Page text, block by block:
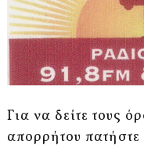
Για να δείτε τους
απορρήτου